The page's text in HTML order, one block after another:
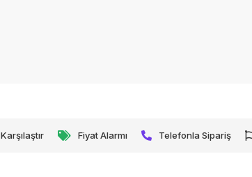
Karşılaştır Fiyat Alarmı Telefonla Sipariş